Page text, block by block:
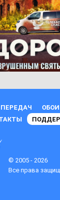
ОБОИ
© 2005 - 2026
Все права